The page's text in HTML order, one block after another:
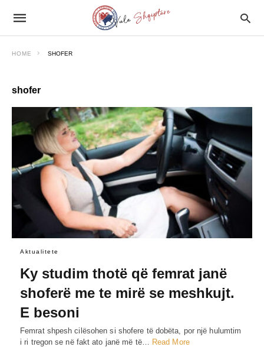
HOME SHOFER
shofer
Aktualitete
Ky studim thotë që femrat janë
shoferë me te mirë se meshkujt.
E besoni
Femrat shpesh cilësohen si shofere të dobëta, por një hulumtim
i ri tregon se në fakt ato janë më të… Read More